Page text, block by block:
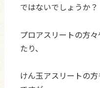
ではないでしょうか？
プロアスリートの方
たり、
けん玉アスリートの